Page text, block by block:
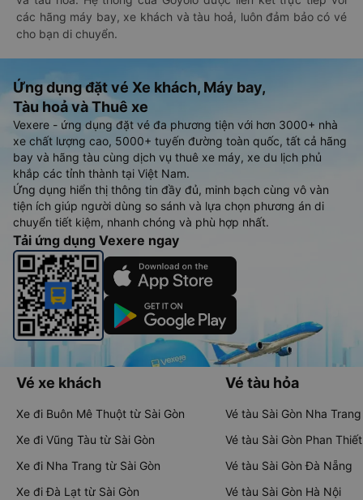
các hãng máy bay, xe khách và tàu hoả, luôn đảm bảo có vé
cho bạn di chuyển.
Ứng dụng đặt vé Xe khách, Máy bay,
Tàu hoả và Thuê xe
Vexere - ứng dụng đặt vé đa phương tiện với hơn 3000+ nhà
xe chất lượng cao, 5000+ tuyến đường toàn quốc, tất cả hãng
bay và hãng tàu cùng dịch vụ thuê xe máy, xe du lịch phủ
khắp các tỉnh thành tại Việt Nam.
Ứng dụng hiển thị thông tin đầy đủ, minh bạch cùng vô vàn
tiện ích giúp người dùng so sánh và lựa chọn phương án di
chuyển tiết kiệm, nhanh chóng và phù hợp nhất.
Tải ứng dụng Vexere ngay
Vé xe khách
Xe đi Buôn Mê Thuột từ Sài Gòn
Xe đi Vũng Tàu từ Sài Gòn
Xe đi Nha Trang từ Sài Gòn
Xe đi Đà Lạt từ Sài Gòn
Vé tàu hỏa
Vé tàu Sài Gòn Nha Trang
Vé tàu Sài Gòn Phan Thiết
Vé tàu Sài Gòn Đà Nẵng
Vé tàu Sài Gòn Hà Nội